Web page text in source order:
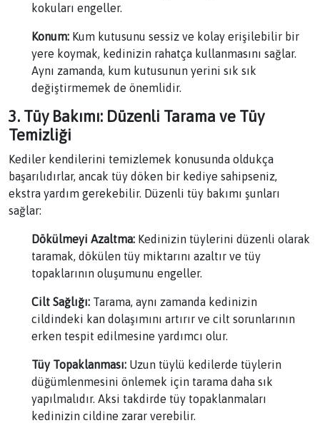
kokuları engeller.
Konum: Kum kutusunu sessiz ve kolay erişilebilir bir
yere koymak, kedinizin rahatça kullanmasını sağlar.
Aynı zamanda, kum kutusunun yerini sık sık
değiştirmemek de önemlidir.
3. Tüy Bakımı: Düzenli Tarama ve Tüy
Temizliği
Kediler kendilerini temizlemek konusunda oldukça
başarılıdırlar, ancak tüy döken bir kediye sahipseniz,
ekstra yardım gerekebilir. Düzenli tüy bakımı şunları
sağlar:
Dökülmeyi Azaltma: Kedinizin tüylerini düzenli olarak
taramak, dökülen tüy miktarını azaltır ve tüy
topaklarının oluşumunu engeller.
Cilt Sağlığı: Tarama, aynı zamanda kedinizin
cildindeki kan dolaşımını artırır ve cilt sorunlarının
erken tespit edilmesine yardımcı olur.
Tüy Topaklanması: Uzun tüylü kedilerde tüylerin
düğümlenmesini önlemek için tarama daha sık
yapılmalıdır. Aksi takdirde tüy topaklanmaları
kedinizin cildine zarar verebilir.